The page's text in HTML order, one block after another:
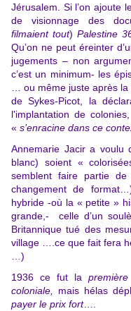
Jérusalem. Si l’on ajoute
de visionnage des
filmaient tout)Palestine
Qu’on ne peut éreinter
jugements – non
c’est un minimum- les
… ou même juste après
de Sykes-Picot, la
l'implantation de
« s’enracine dans ce
Annemarie Jacir a voulu
blanc) soient «
semblent faire partie
changement de
hybride -où la « petite »
grande,- celle d’un
Britannique tué des
village ….ce que fait fera
…)
1936 ce fut la
coloniale, mais hélas
payer le prix fort….